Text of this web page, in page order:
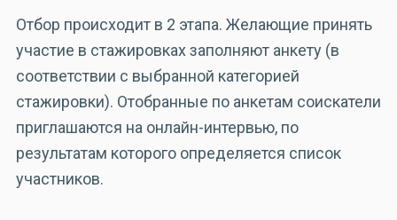
Отбор происходит в 2 этапа. Желающие принять
участие в стажировках заполняют анкету (в
соответствии с выбранной категорией
стажировки). Отобранные по анкетам соискатели
приглашаются на онлайн-интервью, по
результатам которого определяется список
участников.